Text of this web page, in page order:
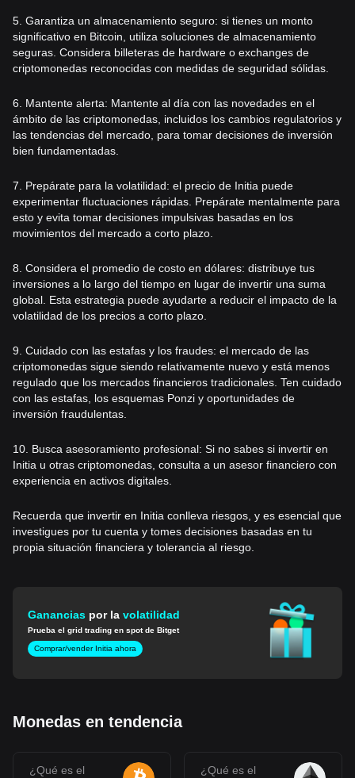
5. Garantiza un almacenamiento seguro: si tienes un monto
significativo en Bitcoin, utiliza soluciones de almacenamiento
seguras. Considera billeteras de hardware o exchanges de
criptomonedas reconocidas con medidas de seguridad sólidas.
6. Mantente alerta: Mantente al día con las novedades en el
ámbito de las criptomonedas, incluidos los cambios regulatorios y
las tendencias del mercado, para tomar decisiones de inversión
bien fundamentadas.
7. Prepárate para la volatilidad: el precio de Initia puede
experimentar fluctuaciones rápidas. Prepárate mentalmente para
esto y evita tomar decisiones impulsivas basadas en los
movimientos del mercado a corto plazo.
8. Considera el promedio de costo en dólares: distribuye tus
inversiones a lo largo del tiempo en lugar de invertir una suma
global. Esta estrategia puede ayudarte a reducir el impacto de la
volatilidad de los precios a corto plazo.
9. Cuidado con las estafas y los fraudes: el mercado de las
criptomonedas sigue siendo relativamente nuevo y está menos
regulado que los mercados financieros tradicionales. Ten cuidado
con las estafas, los esquemas Ponzi y oportunidades de
inversión fraudulentas.
10. Busca asesoramiento profesional: Si no sabes si invertir en
Initia u otras criptomonedas, consulta a un asesor financiero con
experiencia en activos digitales.
Recuerda que invertir en Initia conlleva riesgos, y es esencial que
investigues por tu cuenta y tomes decisiones basadas en tu
propia situación financiera y tolerancia al riesgo.
Ganancias por lavolatilidad
Prueba el grid trading en spot de Bitget
Comprar/vender Initia ahora
Monedas en tendencia
¿Qué es el ¿Qué es el